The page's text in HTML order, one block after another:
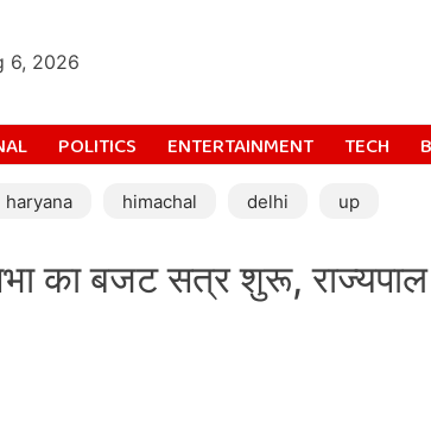
6, 2026
POLITICS ENTERTAINMENT TECH
haryana himachal delhi up
का बजट सत्र शुरू,